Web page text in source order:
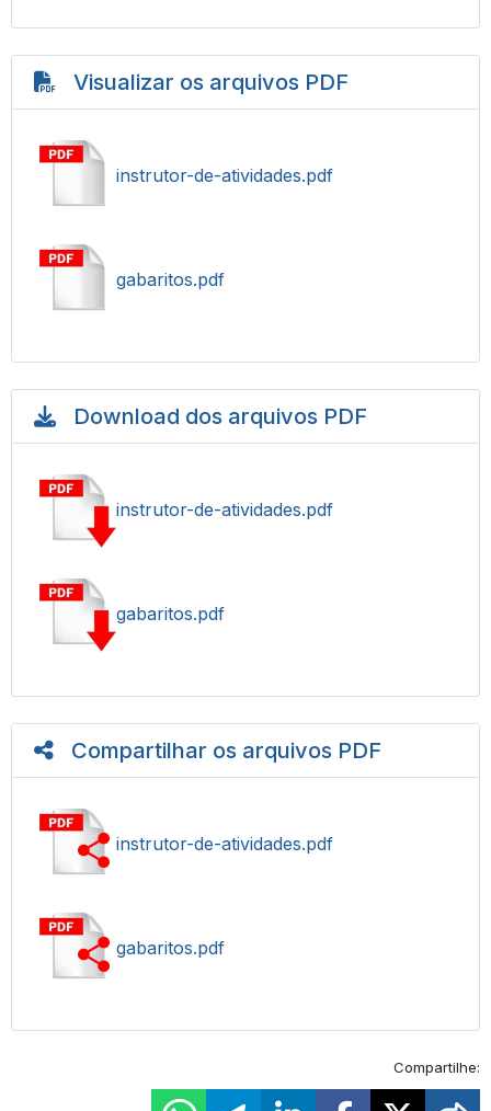
Visualizar os arquivos PDF
instrutor-de-atividades.pdf
gabaritos.pdf
Download dos arquivos PDF
instrutor-de-atividades.pdf
gabaritos.pdf
Compartilhar os arquivos PDF
instrutor-de-atividades.pdf
gabaritos.pdf
Compartilhe: